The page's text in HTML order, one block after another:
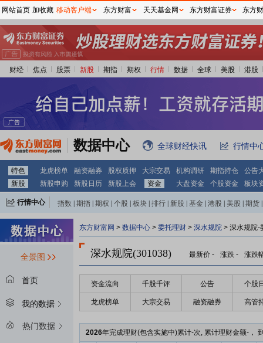
财经 焦点 股票 新股 期指 期权 行情 数据 全球 美股 港股
数据中心 全球财经快讯 行情中
特色 龙虎榜单 融资融券 股权质押 大宗交易 机构调研 期指持仓
公告
新股
新股申购 新股日历 新股上会 资金 大盘资金 个股资金 板块
行情中心 指数 期指 期权 个股 板块 排行 新股 基金 港股 美股 期货
全景图
首页
我的数据
热门数据
东方财富网 > 数据中心 > 委托理财 > 深水规院 > 深水规院-
深水规院(301038) 最新价 - 涨跌 - 涨跌
资金流向 千股千评 公告 个股
龙虎榜单 大宗交易 融资融券 高管
2026年完成理财(包含实施中)累计-次, 累计理财金额-，
网站首页 加收藏 移动客户端 东方财富 天天基金网 东方财富证券 东方